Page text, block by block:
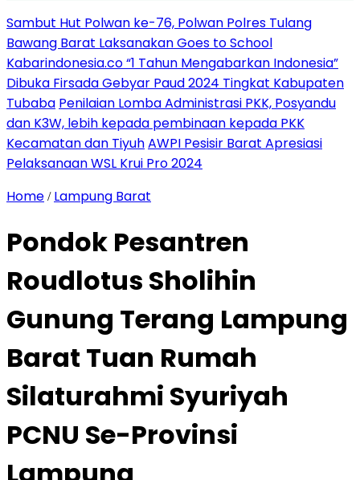
Sambut Hut Polwan ke-76, Polwan Polres Tulang
Bawang Barat Laksanakan Goes to School
Kabarindonesia.co “1 Tahun Mengabarkan Indonesia”
Dibuka Firsada Gebyar Paud 2024 Tingkat Kabupaten
Tubaba Penilaian Lomba Administrasi PKK, Posyandu
dan K3W, lebih kepada pembinaan kepada PKK
Kecamatan dan TiyuhAWPI Pesisir Barat Apresiasi
Pelaksanaan WSL Krui Pro 2024
Home / Lampung Barat
Pondok Pesantren
Roudlotus Sholihin
Gunung Terang Lampung
Barat Tuan Rumah
Silaturahmi Syuriyah
PCNU Se-Provinsi